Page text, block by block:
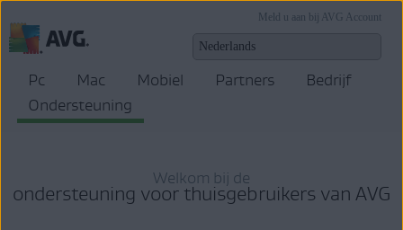
Meld u aan bij AVG Account
Pc Mac Mobiel Partners
Bedrijf
Ondersteuning
Welkom bij de
ondersteuning voor thuisgebruikers van AVG